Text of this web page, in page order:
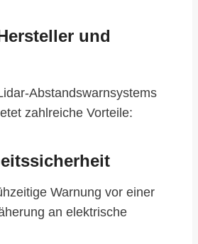
und
Abstandswarnsystems
zahlreiche Vorteile:
Warnung vor einer
an elektrische